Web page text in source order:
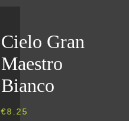
Cielo Gran
Maestro
Bianco
€8.25